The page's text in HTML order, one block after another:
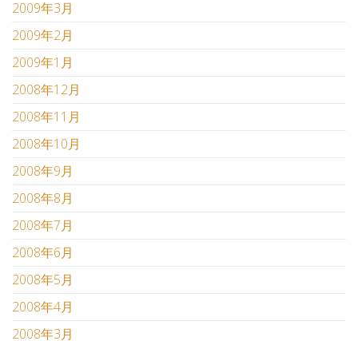
2009年3月
2009年2月
2009年1月
2008年12月
2008年11月
2008年10月
2008年9月
2008年8月
2008年7月
2008年6月
2008年5月
2008年4月
2008年3月